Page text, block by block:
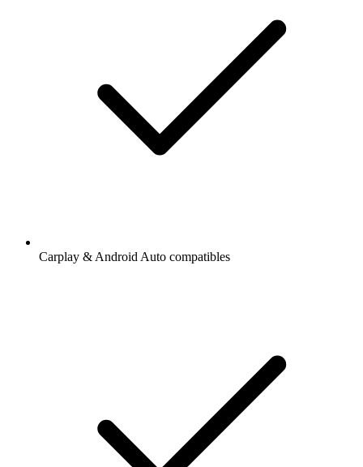
Carplay & Android Auto compatibles